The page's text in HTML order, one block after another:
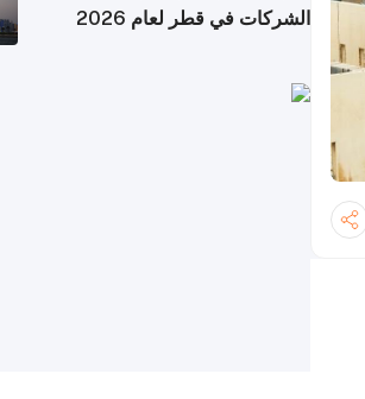
الشركات في قطر لعام 2026